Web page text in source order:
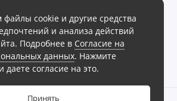
cookie и другие средства
и анализа действий
Подробнее в Согласие на
данных. Нажмите
даете согласие на это.
Принять
Сб-Вс выходные